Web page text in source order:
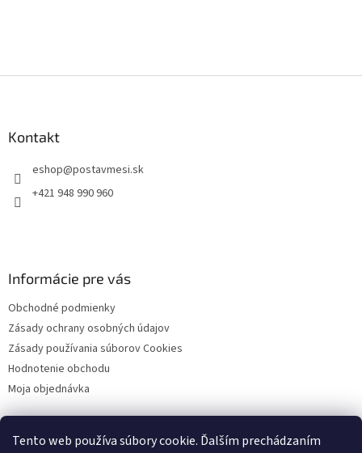
Tento web používa súbory cookie. Ďalším prechádzaním
Kontakt
eshop@postavmesi.sk
+421 948 990 960
Informácie pre vás
Obchodné podmienky
Zásady ochrany osobných údajov
Zásady používania súborov Cookies
Hodnotenie obchodu
Moja objednávka